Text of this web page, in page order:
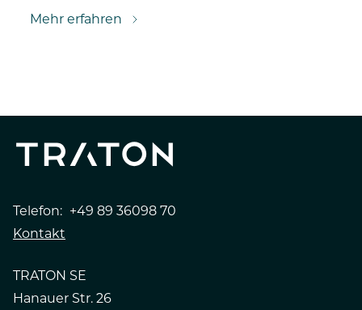
Mehr erfahren
Telefon: +49 89 36098 70
Kontakt
TRATON SE
Hanauer Str. 26